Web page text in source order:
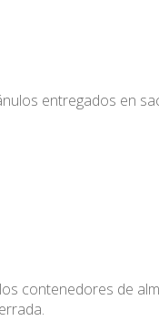
entregados en
contenedores de